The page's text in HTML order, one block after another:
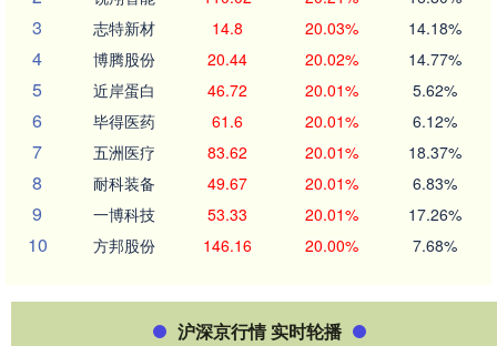
3 志特新材 14.8 20.03% 14.18%
4 博腾股份 20.44 20.02% 14.77%
5 近岸蛋白 46.72 20.01% 5.62%
6 毕得医药 61.6 20.01% 6.12%
7 五洲医疗 83.62 20.01% 18.37%
8 耐科装备 49.67 20.01% 6.83%
9 一博科技 53.33 20.01% 17.26%
10 方邦股份 146.16 20.00% 7.68%
沪深京行情 实时轮播